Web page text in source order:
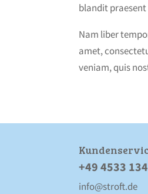
blandit
Nam liber
amet,
veniam, quis
+49 4533
info@stroft.de